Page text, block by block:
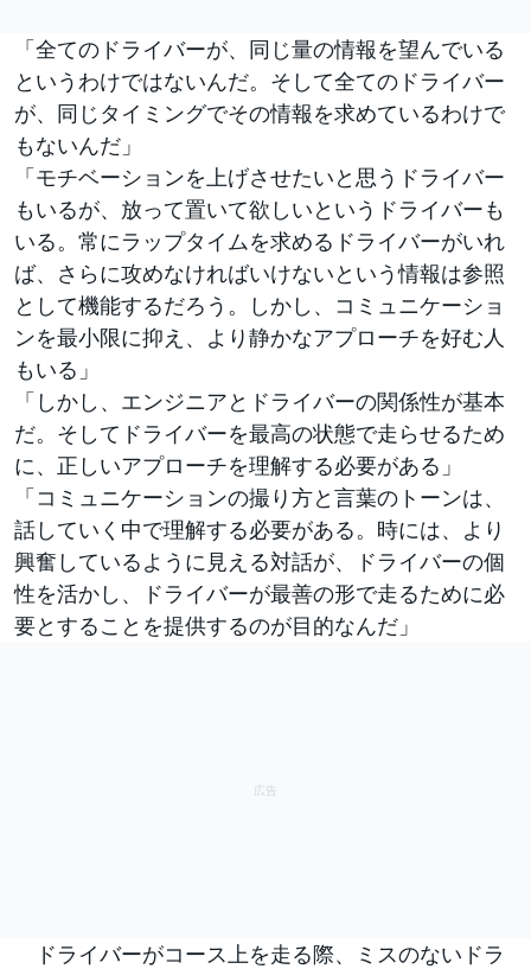
「全てのドライバーが、同じ量の情報を望んでいる
というわけではないんだ。そして全てのドライバー
が、同じタイミングでその情報を求めているわけで
もないんだ」
「モチベーションを上げさせたいと思うドライバー
もいるが、放って置いて欲しいというドライバーも
いる。常にラップタイムを求めるドライバーがいれ
ば、さらに攻めなければいけないという情報は参照
として機能するだろう。しかし、コミュニケーショ
ンを最小限に抑え、より静かなアプローチを好む人
もいる」
「しかし、エンジニアとドライバーの関係性が基本
だ。そしてドライバーを最高の状態で走らせるため
に、正しいアプローチを理解する必要がある」
「コミュニケーションの撮り方と言葉のトーンは、
話していく中で理解する必要がある。時には、より
興奮しているように見える対話が、ドライバーの個
性を活かし、ドライバーが最善の形で走るために必
要とすることを提供するのが目的なんだ」
ドライバーがコース上を走る際、ミスのないドラ